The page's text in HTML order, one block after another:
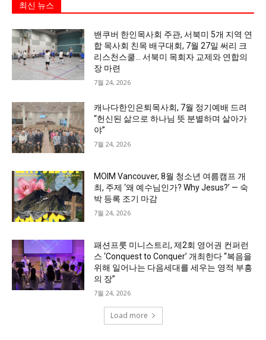
최신 뉴스
밴쿠버 한인목사회 주관, 서북미 5개 지역 연
합 목사회 친목 배구대회, 7월 27일 써리 크
리스천스쿨… 서북미 목회자 교제와 연합의
장 마련
7월 24, 2026
캐나다한인은퇴목사회, 7월 정기예배 드려
“헌신된 삶으로 하나님 뜻 분별하며 살아가
야”
7월 24, 2026
MOIM Vancouver, 8월 청소년 여름캠프 개
최, 주제 ‘왜 예수님인가? Why Jesus?’ — 숙
박 등록 조기 마감
7월 24, 2026
패션프룻 미니스트리, 제2회 영어권 컨퍼런
스 ‘Conquest to Conquer’ 개최한다 “복음을
위해 일어나는 다음세대를 세우는 영적 부흥
의 장”
7월 24, 2026
Load more